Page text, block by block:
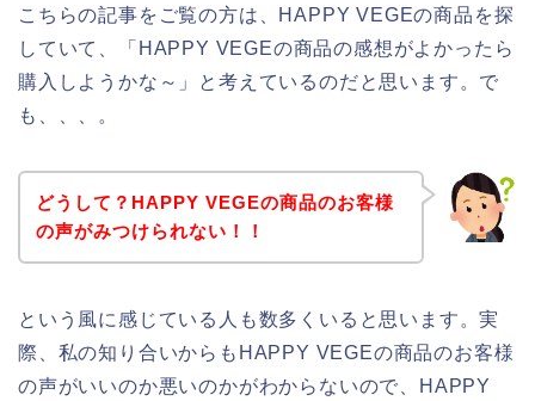
こちらの記事をご覧の方は、HAPPY VEGEの商品を探
していて、「HAPPY VEGEの商品の感想がよかったら
購入しようかな～」と考えているのだと思います。で
も、、、。
どうして？HAPPY VEGEの商品のお客様
の声がみつけられない！！
という風に感じている人も数多くいると思います。実
際、私の知り合いからもHAPPY VEGEの商品のお客様
の声がいいのか悪いのかがわからないので、HAPPY